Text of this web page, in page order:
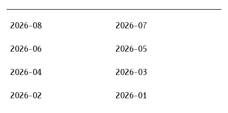
2026-08 2026-07
2026-06 2026-05
2026-04 2026-03
2026-02 2026-01